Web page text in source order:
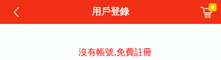
用戶登錄 0
沒有帳號,免費註冊